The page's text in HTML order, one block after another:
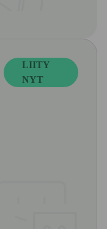
LIITY
NYT